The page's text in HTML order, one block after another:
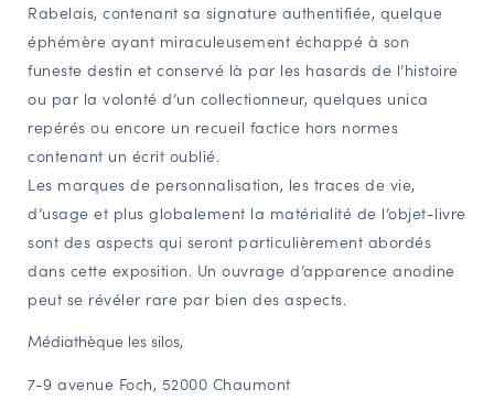
Rabelais, contenant sa signature authentifiée, quelque
éphémère ayant miraculeusement échappé à son
funeste destin et conservé là par les hasards de l’histoire
ou par la volonté d’un collectionneur, quelques unica
repérés ou encore un recueil factice hors normes
contenant un écrit oublié.
Les marques de personnalisation, les traces de vie,
d’usage et plus globalement la matérialité de l’objet-livre
sont des aspects qui seront particulièrement abordés
dans cette exposition. Un ouvrage d’apparence anodine
peut se révéler rare par bien des aspects.
Médiathèque les silos,
7-9 avenue Foch, 52000 Chaumont